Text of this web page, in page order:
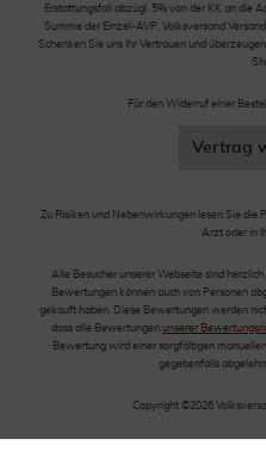
Erstattungsfall abzügl. 5% von der KK an die
Summe der Einzel-AVP. Volksversand
Schenken Sie uns Ihr Vertrauen und
Für den Widerruf einer
Vertrag
Zu Risiken und Nebenwirkungen lesen Sie die
Arzt oder in
Alle Besucher unserer Webseite sind
Bewertungen können auch von Personen
gekauft haben. Diese Bewertungen werden
dass alle Bewertungen unserer
Bewertung wird einer sorgfältigen
gegebenfalls
Copyright ©2026